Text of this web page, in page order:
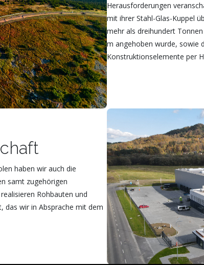
Herausforderungen
mit ihrer Stahl-Glas-Kuppel
mehr als dreihundert
m angehoben wurde, sowie
Konstruktionselemente per
haben wir auch die
samt zugehörigen
Rohbauten und
das wir in Absprache mit dem